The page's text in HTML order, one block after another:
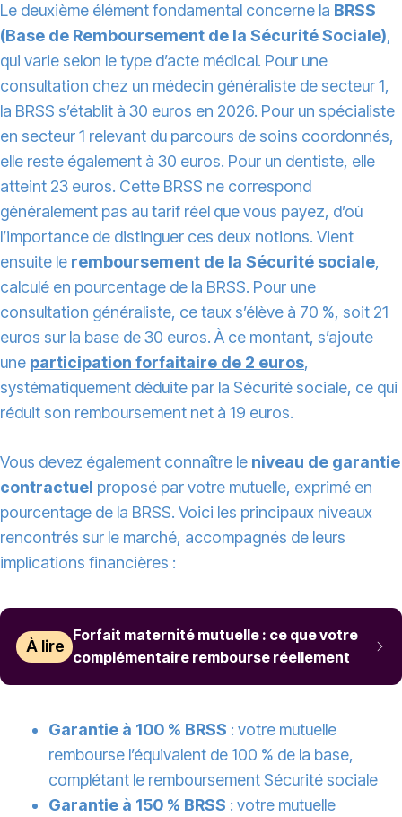
Le deuxième élément fondamental concerne la BRSS
(Base de Remboursement de la Sécurité Sociale),
qui varie selon le type d’acte médical. Pour une
consultation chez un médecin généraliste de secteur 1,
la BRSS s’établit à 30 euros en 2026. Pour un spécialiste
en secteur 1 relevant du parcours de soins coordonnés,
elle reste également à 30 euros. Pour un dentiste, elle
atteint 23 euros. Cette BRSS ne correspond
généralement pas au tarif réel que vous payez, d’où
l’importance de distinguer ces deux notions. Vient
ensuite le remboursement de la Sécurité sociale,
calculé en pourcentage de la BRSS. Pour une
consultation généraliste, ce taux s’élève à 70 %, soit 21
euros sur la base de 30 euros. À ce montant, s’ajoute
une participation forfaitaire de 2 euros,
systématiquement déduite par la Sécurité sociale, ce qui
réduit son remboursement net à 19 euros.
Vous devez également connaître le niveau de garantie
contractuel proposé par votre mutuelle, exprimé en
pourcentage de la BRSS. Voici les principaux niveaux
rencontrés sur le marché, accompagnés de leurs
implications financières :
À lire
Forfait maternité mutuelle : ce que votre
complémentaire rembourse réellement
Garantie à 100 % BRSS : votre mutuelle
rembourse l’équivalent de 100 % de la base,
complétant le remboursement Sécurité sociale
Garantie à 150 % BRSS : votre mutuelle